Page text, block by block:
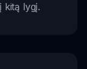
kitą lygį.